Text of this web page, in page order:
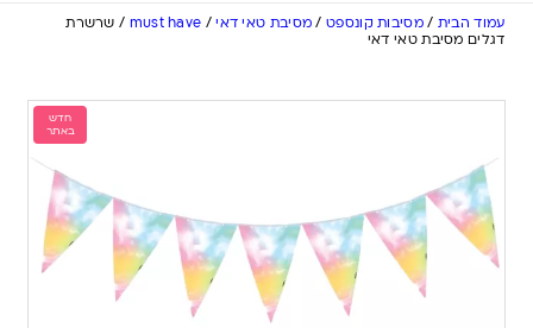
עמוד הבית /מסיבות קונספט/ מסיבת טאי דאי/
must have
/ שרשרת
דגלים מסיבת טאי דאי
חדש
באתר